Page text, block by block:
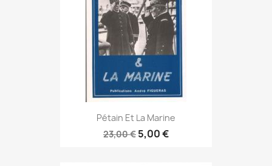
Pétain Et La Marine
23,00 € 5,00 €